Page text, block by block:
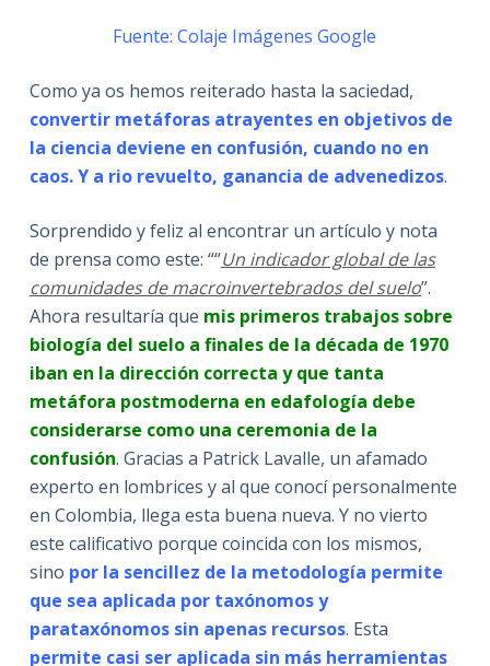
Fuente: Colaje Imágenes Google
Como ya os hemos reiterado hasta la saciedad,
convertir metáforas atrayentes en objetivos de
la ciencia deviene en confusión, cuando no en
caos. Y a rio revuelto, ganancia de advenedizos.
Sorprendido y feliz al encontrar un artículo y nota
de prensa como este: ““Un indicador global de las
comunidades de macroinvertebrados del suelo”.
Ahora resultaría que mis primeros trabajos sobre
biología del suelo a finales de la década de 1970
iban en la dirección correcta y que tanta
metáfora postmoderna en edafología debe
considerarse como una ceremonia de la
confusión. Gracias a Patrick Lavalle, un afamado
experto en lombrices y al que conocí personalmente
en Colombia, llega esta buena nueva. Y no vierto
este calificativo porque coincida con los mismos,
sino por la sencillez de la metodología permite
que sea aplicada por taxónomos y
parataxónomos sin apenas recursos. Esta
permite casi ser aplicada sin más herramientas